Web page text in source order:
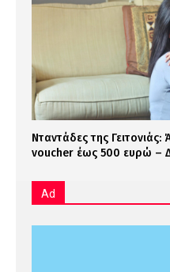
Νταντάδες της
voucher έως 500 ευρώ –
Ad